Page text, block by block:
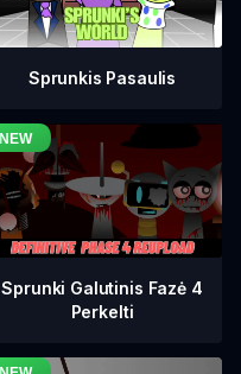
Sprunkis Pasaulis
Sprunki Galutinis Fazė 4
Perkelti